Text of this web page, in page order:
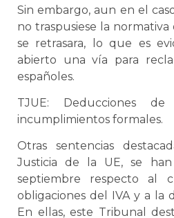
Sin embargo, aun en el
no traspusiese la
se retrasara, lo que es
abierto una vía para
españoles.
TJUE: Deducciones
incumplimientos formales.
Otras sentencias
Justicia de la UE, se
septiembre respecto al
obligaciones del IVA y a la
En ellas, este Tribunal